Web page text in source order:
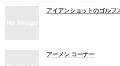
アイアンショットのゴルフ
アーメン コーナー